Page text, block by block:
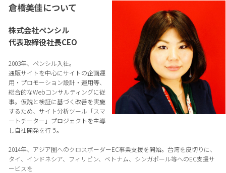
倉橋美佳について
株式会社ペンシル
代表取締役社長CEO
2003年、ペンシル入社。
通販サイトを中心にサイトの企画運
用・プロモーション設計・運用等、
総合的なWebコンサルティングに従
事。仮説と検証に基づく改善を実施
するため、サイト分析ツール「スマ
ートチーター」プロジェクトを主導
し自社開発を行う。
2014年、アジア圏へのクロスボーダーEC事業支援を開始。台湾を皮切りに、
タイ、インドネシア、フィリピン、ベトナム、シンガポール等へのEC支援サ
ービスを